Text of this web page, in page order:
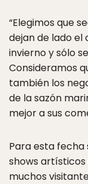
“Elegimos que
dejan de lado el
invierno y sólo
Consideramos
también los
de la sazón
mejor a sus
Para esta fecha
shows artísticos
muchos